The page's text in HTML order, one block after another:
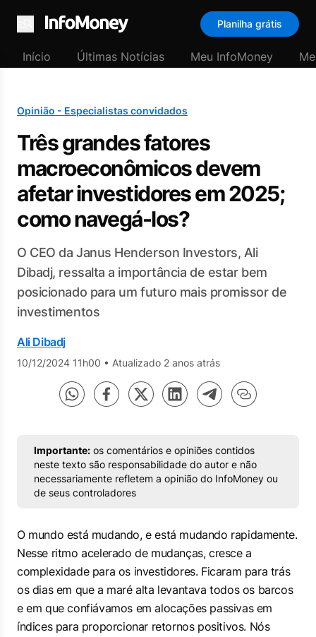
Menu
Planilha grátis
Início Últimas Notícias Meu InfoMoney
Opinião - Especialistas convidados
Três grandes fatores
macroeconômicos devem
afetar investidores em 2025;
como navegá-los?
O CEO da Janus Henderson Investors, Ali
Dibadj, ressalta a importância de estar bem
posicionado para um futuro mais promissor de
investimentos
Ali Dibadj
10/12/2024 11h00 • Atualizado 2 anos atrás
Importante: os comentários e opiniões contidos
neste texto são responsabilidade do autor e não
necessariamente refletem a opinião do InfoMoney ou
de seus controladores
O mundo está mudando, e está mudando rapidamente.
Nesse ritmo acelerado de mudanças, cresce a
complexidade para os investidores. Ficaram para trás
os dias em que a maré alta levantava todos os barcos
e em que confiávamos em alocações passivas em
índices para proporcionar retornos positivos. Nós